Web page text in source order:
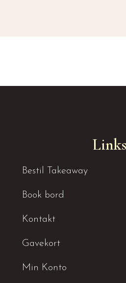
Links
Bestil Takeaway
Book bord
Kontakt
Gavekort
Min Konto